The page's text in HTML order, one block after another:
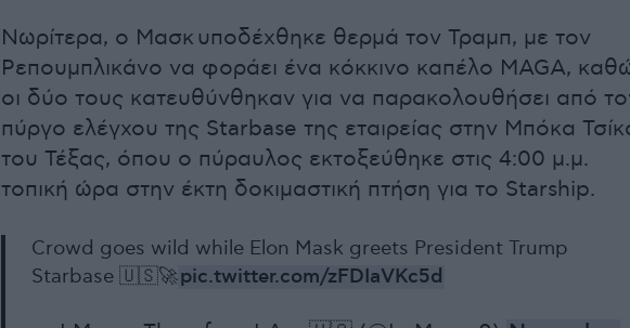
Νωρίτερα, ο Μασκ υποδέχθηκε θερμά τον Τραμπ, με τον
Ρεπουμπλικάνο να φοράει ένα κόκκινο καπέλο MAGA,
οι δύο τους κατευθύνθηκαν για να παρακολουθήσει από
πύργο ελέγχου της Starbase της εταιρείας στην Μπόκα
του Τέξας, όπου ο πύραυλος εκτοξεύθηκε στις 4:00 μ.μ.
τοπική ώρα στην έκτη δοκιμαστική πτήση για το Starship.
Crowd goes wild while Elon Mask greets President Trump
Starbase 🇺🇸🚀pic.twitter.com/zFDIaVKc5d